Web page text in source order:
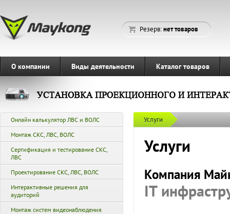
Резерв:нет товаров
О компании Виды деятельности Каталог товаров
Онлайн калькулятор ЛВС и ВОЛС
Монтаж СКС, ЛВС, ВОЛС
Сертификация и тестирование СКС,
ЛВС
Проектирование СКС, ЛВС, ВОЛС
Интерактивные решения для
аудиторий
Монтаж систем видеонаблюдения
Услуги
Услуги
Компания
IT